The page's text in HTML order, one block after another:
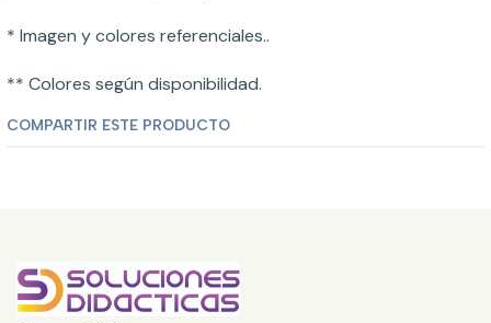
* Imagen y colores referenciales..
** Colores según disponibilidad.
COMPARTIR ESTE PRODUCTO